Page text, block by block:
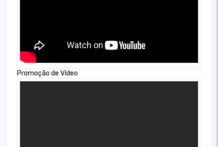
Promoção de Vídeo